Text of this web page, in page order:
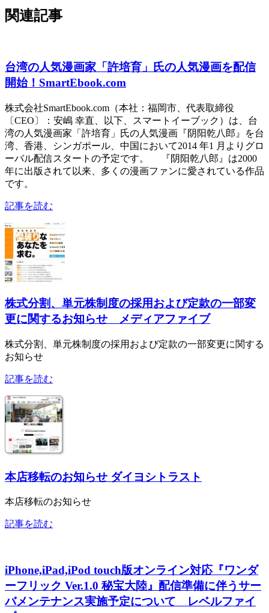
関連記事
台湾の人気漫画家「許培育」氏の人気漫画を配信
開始！SmartEbook.com
株式会社SmartEbook.com（本社：福岡市、代表取締役
〔CEO〕：安嶋 幸直、以下、スマートイーブック）は、台
湾の人気漫画家「許培育」氏の人気漫画『阴阳乾八郎』を台
湾、香港、シンガポール、中国において2014 年1 月よりグロ
ーバル配信スタートの予定です。 『阴阳乾八郎』は2000
年に出版されて以来、多くの漫画ファンに愛されている作品
です。
記事を読む
株式分割、単元株制度の採用および定款の一部変
更に関するお知らせ メディアファイブ
株式分割、単元株制度の採用および定款の一部変更に関する
お知らせ
記事を読む
本店移転のお知らせ ダイヨシトラスト
本店移転のお知らせ
記事を読む
iPhone,iPad,iPod touch版オンライン対応『ワンダ
ーフリック Ver.1.0 秘宝大陸』配信準備に伴うサー
バメンテナンス実施予定について レベルファイ